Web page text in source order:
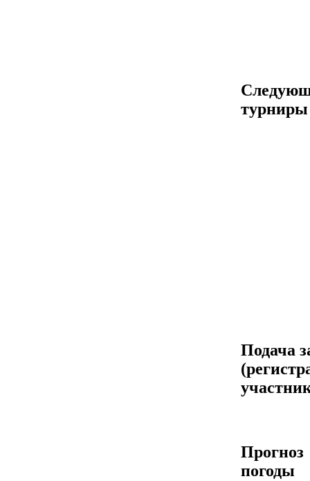
турниры
Подача
Прогноз
погоды